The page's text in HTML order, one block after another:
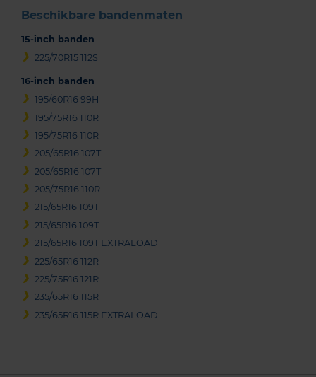
Beschikbare bandenmaten
15-inch banden
225/70R15 112S
16-inch banden
195/60R16 99H
195/75R16 110R
195/75R16 110R
205/65R16 107T
205/65R16 107T
205/75R16 110R
215/65R16 109T
215/65R16 109T
215/65R16 109T EXTRALOAD
225/65R16 112R
225/75R16 121R
235/65R16 115R
235/65R16 115R EXTRALOAD